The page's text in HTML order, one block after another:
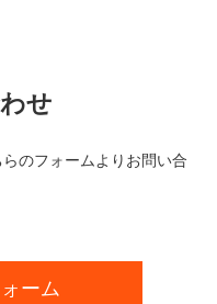
せ
のフォームよりお問い合
ーム